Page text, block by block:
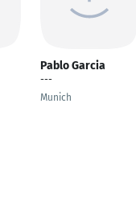
Pablo Garcia
---
Munich